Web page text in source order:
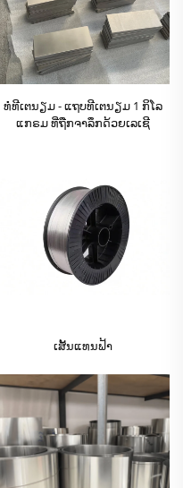
ທໍ່ທີເຕນຽມ - ແຖບທີເຕນຽມ 1 ກິໂລ
ແກຣມ ທີ່ຖືກຈາລຶກດ້ວຍເລເຊີ
ເສັ້ນແທນຟ້າ